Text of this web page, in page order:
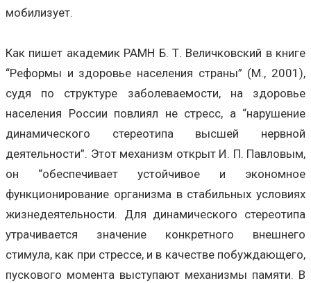
мобилизует.
Как пишет академик РАМН Б. Т. Величковский в книге
“Реформы и здоровье населения страны” (М., 2001),
судя по структуре заболеваемости, на здоровье
населения России повлиял не стресс, а “нарушение
динамического стереотипа высшей нервной
деятельности”. Этот механизм открыт И. П. Павловым,
он “обеспечивает устойчивое и экономное
функционирование организма в стабильных условиях
жизнедеятельности. Для динамического стереотипа
утрачивается значение конкретного внешнего
стимула, как при стрессе, и в качестве побуждающего,
пускового момента выступают механизмы памяти. В